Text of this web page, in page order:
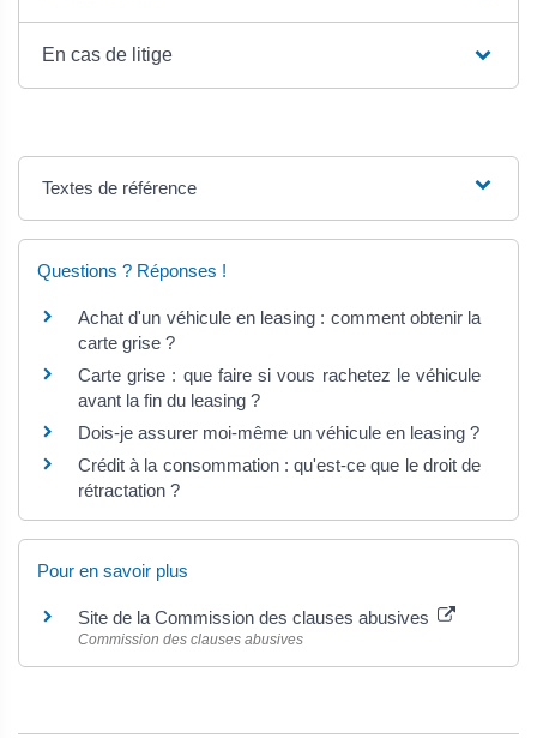
En cas de litige
Textes de référence
Questions ? Réponses !
Achat d'un véhicule en leasing : comment obtenir la
carte grise ?
Carte grise : que faire si vous rachetez le véhicule
avant la fin du leasing ?
Dois-je assurer moi-même un véhicule en leasing ?
Crédit à la consommation : qu'est-ce que le droit de
rétractation ?
Pour en savoir plus
Site de la Commission des clauses abusives
Commission des clauses abusives